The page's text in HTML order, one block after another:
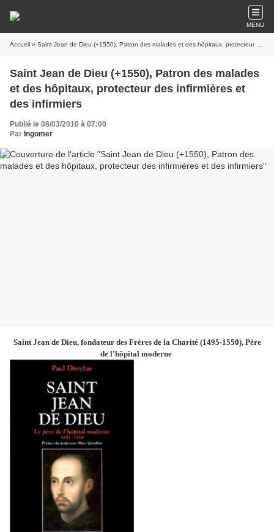
MENU
Accueil » Saint Jean de Dieu (+1550), Patron des malades et des hôpitaux, protecteur des infirmières et des infirmiers
Saint Jean de Dieu (+1550), Patron des malades
et des hôpitaux, protecteur des infirmières et
des infirmiers
Publié le 08/03/2010 à 07:00
Par Ingomer
Saint Jean de Dieu, fondateur des Frères de la Charité (1495-1550), Père
de l'hôpital moderne